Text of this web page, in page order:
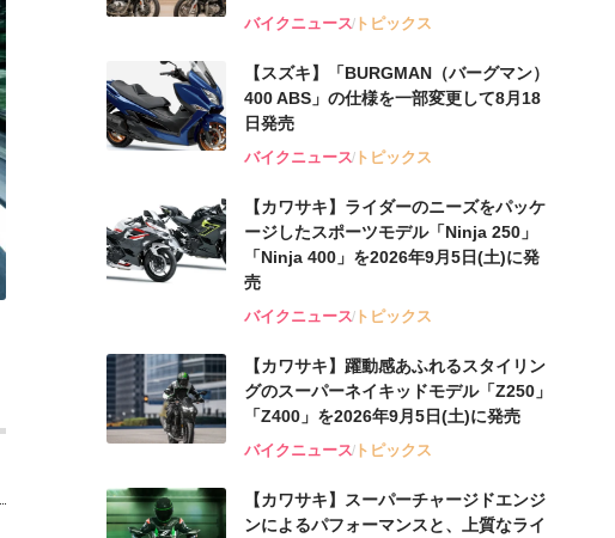
バイクニューストピックス
【スズキ】「BURGMAN（バーグマン）
400 ABS」の仕様を一部変更して8月18
日発売
バイクニューストピックス
【カワサキ】ライダーのニーズをパッケ
ージしたスポーツモデル「Ninja 250」
「Ninja 400」を2026年9月5日(土)に発
売
バイクニューストピックス
【カワサキ】躍動感あふれるスタイリン
グのスーパーネイキッドモデル「Z250」
「Z400」を2026年9月5日(土)に発売
バイクニューストピックス
【カワサキ】スーパーチャージドエンジ
ンによるパフォーマンスと、上質なライ